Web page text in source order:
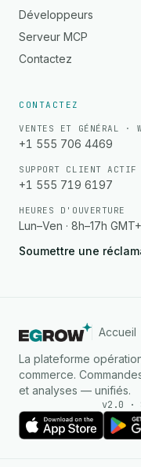
Développeurs
Serveur MCP
Contactez
CONTACTEZ
VENTES ET GÉNÉRAL ·
+1 555 706 4469
SUPPORT CLIENT ACTIF
+1 555 719 6197
HEURES D'OUVERTURE
Lun–Ven · 8h–17h
Soumettre une
Accueil
La plateforme
commerce.
et analyses — unifiés.
v2.0 ·